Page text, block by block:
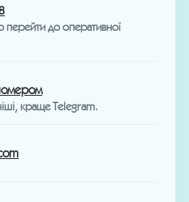
перейти до оперативної
краще Telegram.